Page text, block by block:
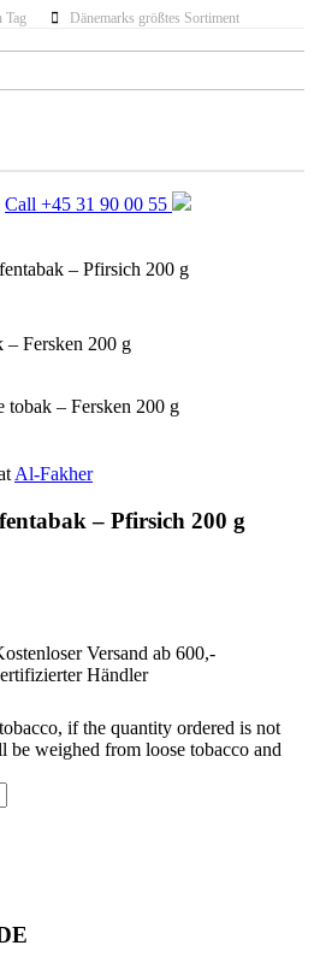
Tag Dänemarks größtes Sortiment
Call +45 31 90 00 55
– Pfirsich 200 g
Al-Fakher
– Pfirsich 200 g
Versand ab 600,-
Händler
if the quantity ordered is not
weighed from loose tobacco and